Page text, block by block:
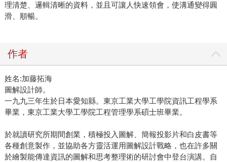
理清楚、邏輯清晰的資料，並且可讓人快速領會，使溝通變得圓
滑、順暢。
作者
姓名:加藤拓海
圖解設計師。
一九九三年生於日本愛知縣。東京工業大學工學院資訊工程學系
畢業，東京工業大學工學院工程管理學系碩士班畢業。
於就讀研究所期間創業，積極投入圖解、簡報投影片和白皮書等
各種創意製作，並協助各方靈活運用圖解設計戰略，也在許多關
於繪製能傳達資訊的圖解和思考整理術的研討會中登台演講。自